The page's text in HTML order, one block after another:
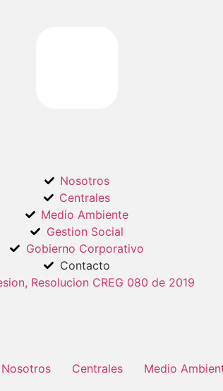
Nosotros
Centrales
Medio Ambiente
Gestion Social
Gobierno Corporativo
Contacto
Resolucion CREG 080 de 2019
Nosotros Centrales Medio